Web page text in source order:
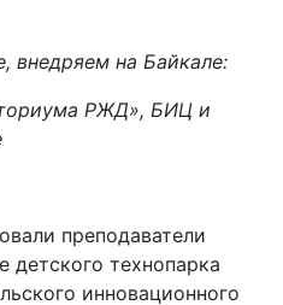
внедряем на Байкале:
РЖД», БИЦ и
преподаватели
детского технопарка
инновационного